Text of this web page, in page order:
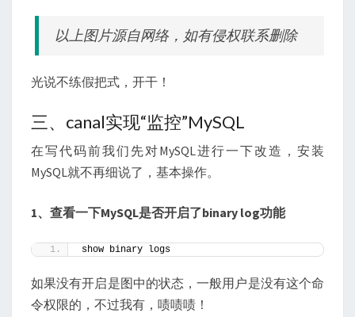
以上图片源自网络，如有侵权联系删除
光说不练假把式，开干！
三、canal实现“监控”MySQL
在写代码前我们先对MySQL进行一下改造，安装
MySQL就不再细说了，基本操作。
1、查看一下MySQL是否开启了binary log功能
show binary logs
如果没有开启是图中的状态，一般用户是没有这个命
令权限的，不过我有，啧啧啧！